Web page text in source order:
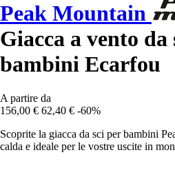
Peak Mountain
Giacca a vento da
bambini Ecarfou
A partire da
156,00 € 62,40 € -60%
Scoprite la giacca da sci per bambini
calda e ideale per le vostre uscite in